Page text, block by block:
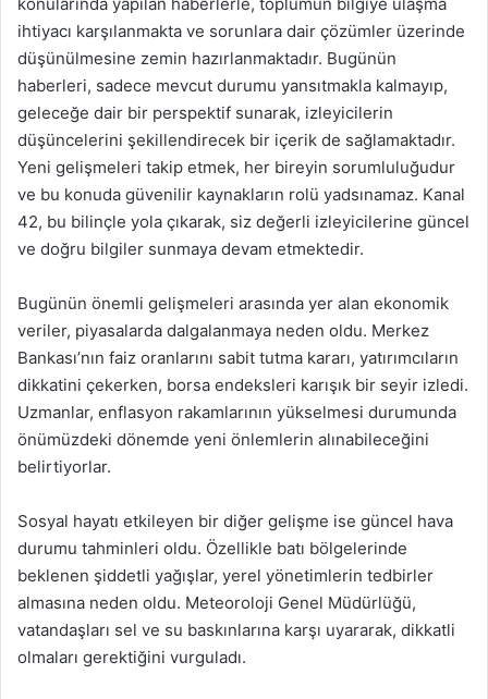
ihtiyacı karşılanmakta ve sorunlara dair çözümler üzerinde
düşünülmesine zemin hazırlanmaktadır. Bugünün
haberleri, sadece mevcut durumu yansıtmakla kalmayıp,
geleceğe dair bir perspektif sunarak, izleyicilerin
düşüncelerini şekillendirecek bir içerik de sağlamaktadır.
Yeni gelişmeleri takip etmek, her bireyin sorumluluğudur
ve bu konuda güvenilir kaynakların rolü yadsınamaz. Kanal
42, bu bilinçle yola çıkarak, siz değerli izleyicilerine güncel
ve doğru bilgiler sunmaya devam etmektedir.
Bugünün önemli gelişmeleri arasında yer alan ekonomik
veriler, piyasalarda dalgalanmaya neden oldu. Merkez
Bankası’nın faiz oranlarını sabit tutma kararı, yatırımcıların
dikkatini çekerken, borsa endeksleri karışık bir seyir izledi.
Uzmanlar, enflasyon rakamlarının yükselmesi durumunda
önümüzdeki dönemde yeni önlemlerin alınabileceğini
belirtiyorlar.
Sosyal hayatı etkileyen bir diğer gelişme ise güncel hava
durumu tahminleri oldu. Özellikle batı bölgelerinde
beklenen şiddetli yağışlar, yerel yönetimlerin tedbirler
almasına neden oldu. Meteoroloji Genel Müdürlüğü,
vatandaşları sel ve su baskınlarına karşı uyararak, dikkatli
olmaları gerektiğini vurguladı.